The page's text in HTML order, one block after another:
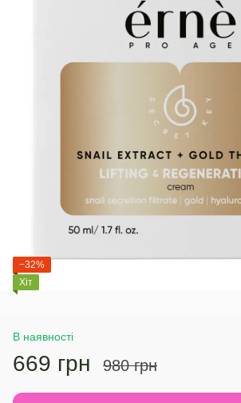
−32%
Хіт
В наявності
669 грн 980 грн